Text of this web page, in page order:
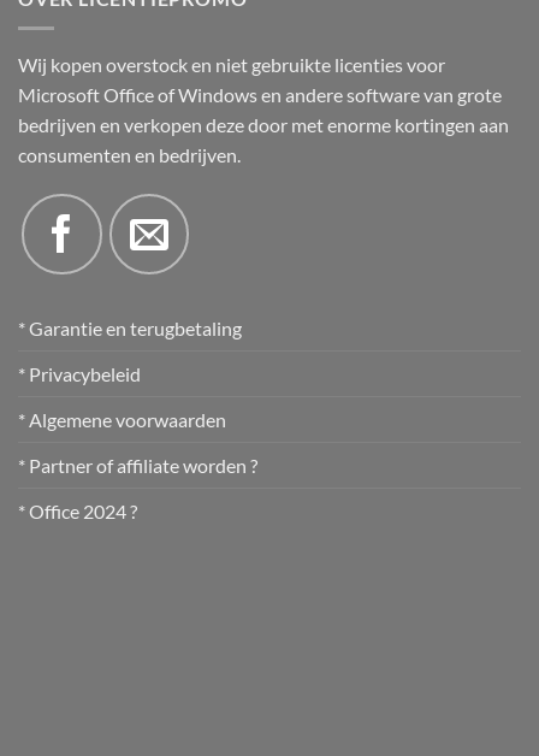
Wij kopen overstock en niet gebruikte licenties voor
Microsoft Office of Windows en andere software van grote
bedrijven en verkopen deze door met enorme kortingen aan
consumenten en bedrijven.
* Garantie en terugbetaling
* Privacybeleid
* Algemene voorwaarden
* Partner of affiliate worden ?
* Office 2024 ?